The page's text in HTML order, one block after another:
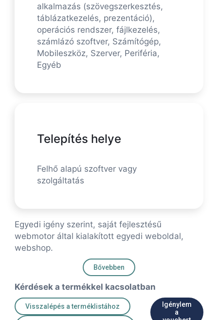
alkalmazás (szövegszerkesztés,
táblázatkezelés, prezentáció),
operációs rendszer, fájlkezelés,
számlázó szoftver, Számítógép,
Mobileszköz, Szerver, Periféria,
Egyéb
Telepítés helye
Felhő alapú szoftver vagy
szolgáltatás
Egyedi igény szerint, saját fejlesztésű
webmotor által kialakított egyedi weboldal,
webshop.
Bővebben
Kérdések a termékkel kacsolatban
Visszalépés a terméklistához
Igénylem
a